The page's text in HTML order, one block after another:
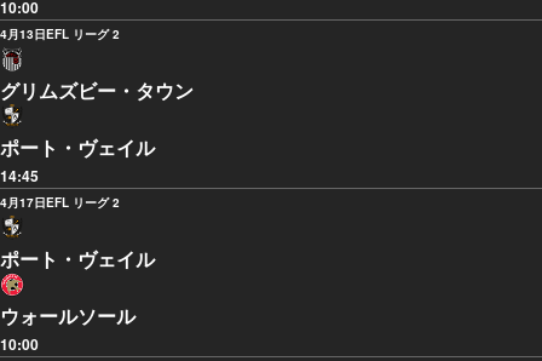
10:00
4月13日EFL リーグ 2
グリムズビー・タウン
ポート・ヴェイル
14:45
4月17日EFL リーグ 2
ポート・ヴェイル
ウォールソール
10:00